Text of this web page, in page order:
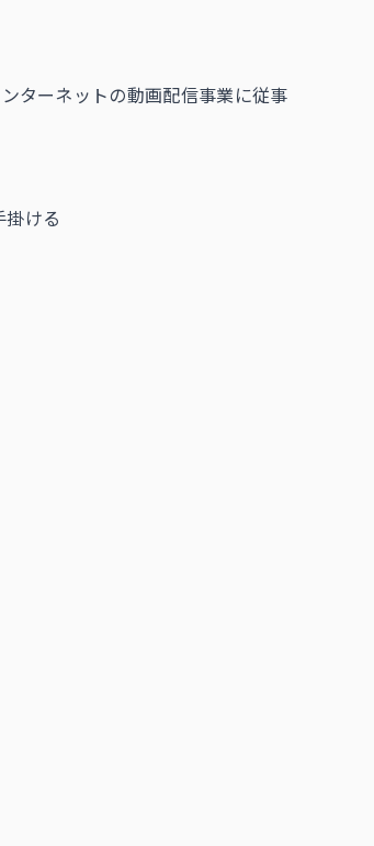
ターネットの動画配信事業に従事
ける